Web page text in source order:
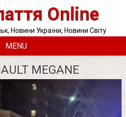
Online
Новини України, Новини Світу
MENU
MEGANE